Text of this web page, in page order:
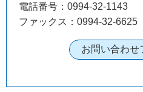
電話番号：0994-32-1143
ファックス：0994-32-6625